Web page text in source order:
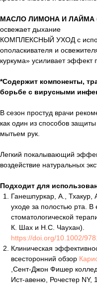
МАСЛО ЛИМОНА И ЛАЙМА
освежает дыхание
КОМПЛЕКСНЫЙ УХОД с
ополаскивателя и
куркума» усиливает эффект
*Содержит компоненты,
борьбе с вирусными
В сезон простуд врачи
как один из способов
мытьем рук.
Легкий покалывающий
воздействие натуральных
Подходит для
Ганешпуркар, А.,
уходе за полостью рта. В
стоматологической
К. Шах и Н.С. Чаухан).
https://doi.org/10.1002/
Клиническая
всесторонний обзор
,Сент-Джон Фишер
Ист-авеню, Рочестер